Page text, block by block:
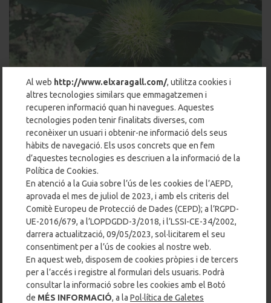
LA CASTANYADA
Al web http://www.elxaragall.com/, utilitza cookies i
altres tecnologies similars que emmagatzemen i
recuperen informació quan hi navegues. Aquestes
tecnologies poden tenir finalitats diverses, com
reconèixer un usuari i obtenir-ne informació dels seus
hàbits de navegació. Els usos concrets que en fem
d’aquestes tecnologies es descriuen a la informació de la
Política de Cookies.
En atenció a la Guia sobre l’ús de les cookies de l’AEPD,
aprovada el mes de juliol de 2023, i amb els criteris del
Comitè Europeu de Protecció de Dades (CEPD); a l’RGPD-
UE-2016/679, a l’LOPDGDD-3/2018, i l’LSSI-CE-34/2002,
darrera actualització, 09/05/2023, sol·licitarem el seu
consentiment per a l’ús de cookies al nostre web.
En aquest web, disposem de cookies pròpies i de tercers
per a l’accés i registre al formulari dels usuaris. Podrà
consultar la informació sobre les cookies amb el Botó
de MÉS INFORMACIÓ, a la Pol·lítica de Galetes